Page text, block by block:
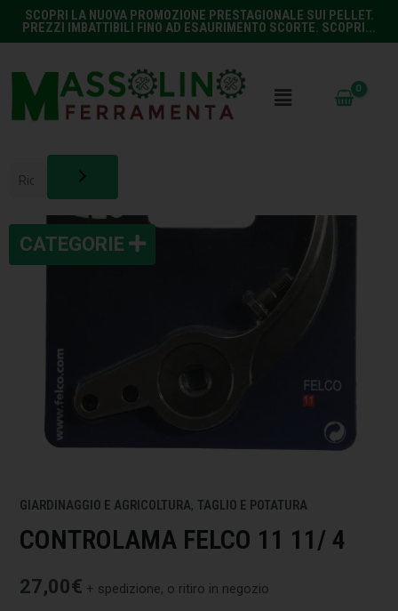
SCOPRI LA NUOVA PROMOZIONE PRESTAGIONALE SUI PELLET.
PREZZI IMBATTIBILI FINO AD ESAURIMENTO SCORTE. SCOPRI...
GIARDINAGGIO E AGRICOLTURA, TAGLIO E POTATURA
CONTROLAMA FELCO 11 11/ 4
27,00€ + spedizione, o ritiro in negozio